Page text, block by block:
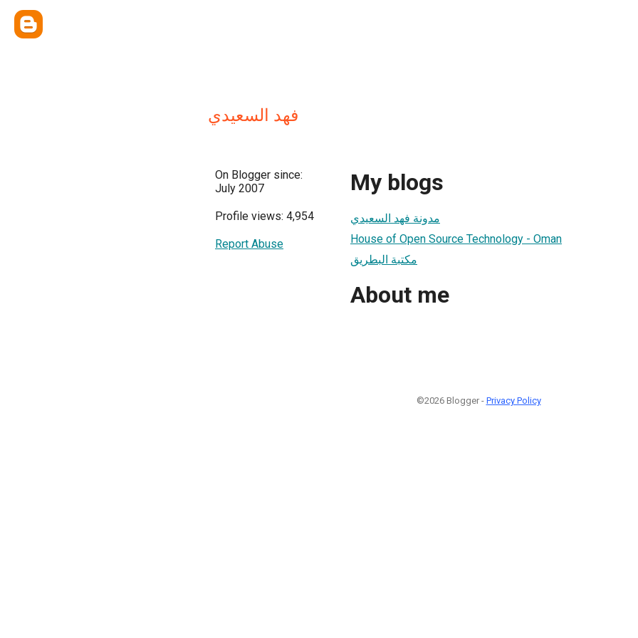
فهد السعيدي
On Blogger since:
July 2007
Profile views: 4,954
Report Abuse
My blogs
مدونة فهد السعيدي
House of Open Source Technology - Oman
مكتبة البطريق
About me
©2026 Blogger - Privacy Policy